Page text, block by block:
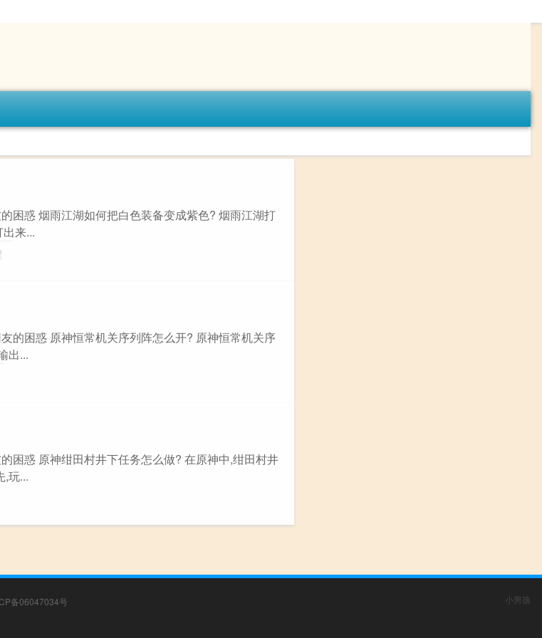
困惑 烟雨江湖如何把白色装备变成紫色? 烟雨江湖打
来...
的困惑 原神恒常机关序列阵怎么开? 原神恒常机关序
出...
困惑 原神绀田村井下任务怎么做? 在原神中,绀田村井
,玩...
备06047034号
小男孩